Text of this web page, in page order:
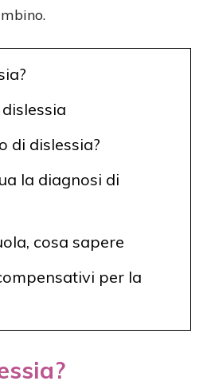
di dislessia?
la diagnosi di
cosa sapere
per la